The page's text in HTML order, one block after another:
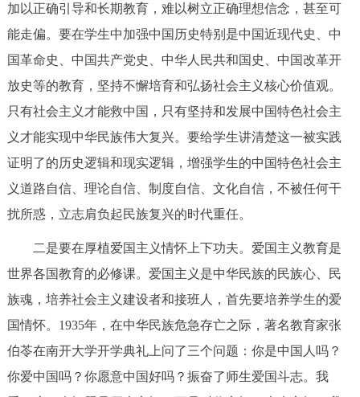
加以正确引导和长期教育，难以树立正确理想信念，甚至可
能走偏。要在学生中加强中国历史特别是中国近现代史、中
国革命史、中国共产党史、中华人民共和国史、中国改革开
放史等的教育，坚持不懈培育和弘扬社会主义核心价值观。
只有社会主义才能救中国，只有坚持和发展中国特色社会主
义才能实现中华民族伟大复兴。要给学生讲清楚这一被实践
证明了的历史逻辑和现实逻辑，增强学生的中国特色社会主
义道路自信、理论自信、制度自信、文化自信，不被任何干
扰所惑，立志肩负起民族复兴的时代重任。
二是要在厚植爱国主义情怀上下功夫。爱国主义教育是
世界各国教育的必修课。爱国主义是中华民族的民族心、民
族魂，培养社会主义建设者和接班人，首先要培养学生的爱
国情怀。1935年，在中华民族危急存亡之际，著名教育家张
伯苓在南开大学开学典礼上问了三个问题：你是中国人吗？
你爱中国吗？你愿意中国好吗？振奋了师生爱国斗志。我